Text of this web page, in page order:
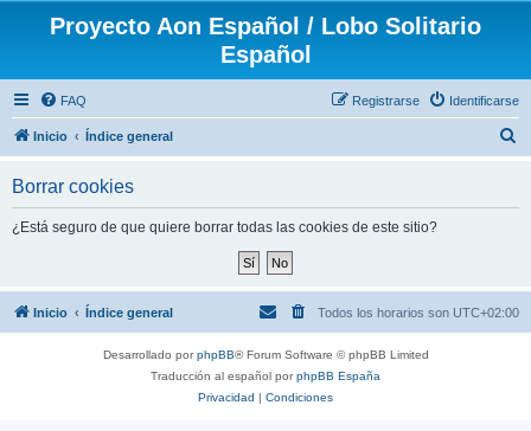
Proyecto Aon Español / Lobo Solitario
Español
FAQ Identificarse
Registrarse
Inicio Índice general
Borrar cookies
¿Está seguro de que quiere borrar todas las cookies de este sitio?
Inicio Índice general Todos los horarios son UTC+02:00
Desarrollado porphpBB® Forum Software © phpBB Limited
Traducción al español porphpBB España
Privacidad | Condiciones